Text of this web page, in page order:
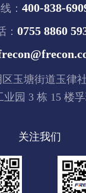
： 400-838-
： 0755 8860
玉塘街道玉律
业园 3 栋 15 楼
关注我们